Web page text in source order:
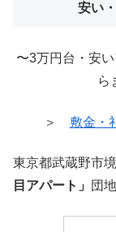
安い
〜3万円台・安
ら
＞ 敷金・
東京都武蔵野市
目アパート」
団